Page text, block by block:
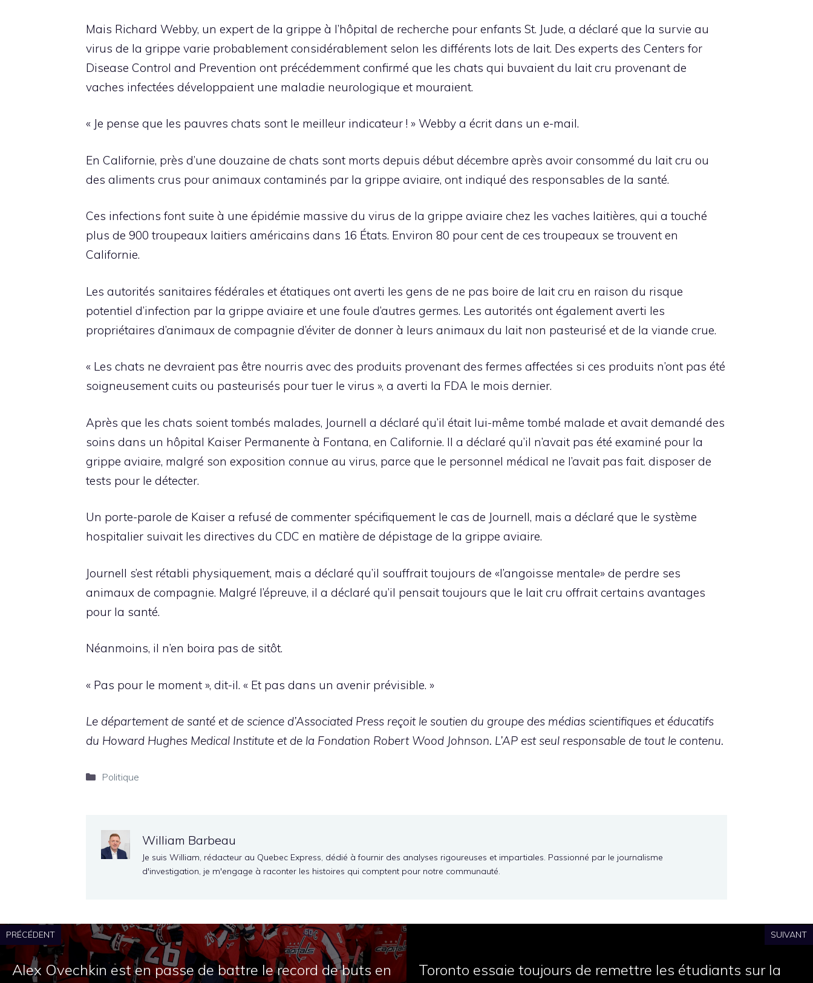
Mais Richard Webby, un expert de la grippe à l’hôpital de recherche pour enfants St. Jude, a déclaré que la survie au
virus de la grippe varie probablement considérablement selon les différents lots de lait. Des experts des Centers for
Disease Control and Prevention ont précédemment confirmé que les chats qui buvaient du lait cru provenant de
vaches infectées développaient une maladie neurologique et mouraient.
« Je pense que les pauvres chats sont le meilleur indicateur ! » Webby a écrit dans un e-mail.
En Californie, près d’une douzaine de chats sont morts depuis début décembre après avoir consommé du lait cru ou
des aliments crus pour animaux contaminés par la grippe aviaire, ont indiqué des responsables de la santé.
Ces infections font suite à une épidémie massive du virus de la grippe aviaire chez les vaches laitières, qui a touché
plus de 900 troupeaux laitiers américains dans 16 États. Environ 80 pour cent de ces troupeaux se trouvent en
Californie.
Les autorités sanitaires fédérales et étatiques ont averti les gens de ne pas boire de lait cru en raison du risque
potentiel d’infection par la grippe aviaire et une foule d’autres germes. Les autorités ont également averti les
propriétaires d’animaux de compagnie d’éviter de donner à leurs animaux du lait non pasteurisé et de la viande crue.
« Les chats ne devraient pas être nourris avec des produits provenant des fermes affectées si ces produits n’ont pas été
soigneusement cuits ou pasteurisés pour tuer le virus », a averti la FDA le mois dernier.
Après que les chats soient tombés malades, Journell a déclaré qu’il était lui-même tombé malade et avait demandé des
soins dans un hôpital Kaiser Permanente à Fontana, en Californie. Il a déclaré qu’il n’avait pas été examiné pour la
grippe aviaire, malgré son exposition connue au virus, parce que le personnel médical ne l’avait pas fait. disposer de
tests pour le détecter.
Un porte-parole de Kaiser a refusé de commenter spécifiquement le cas de Journell, mais a déclaré que le système
hospitalier suivait les directives du CDC en matière de dépistage de la grippe aviaire.
Journell s’est rétabli physiquement, mais a déclaré qu’il souffrait toujours de «l’angoisse mentale» de perdre ses
animaux de compagnie. Malgré l’épreuve, il a déclaré qu’il pensait toujours que le lait cru offrait certains avantages
pour la santé.
Néanmoins, il n’en boira pas de sitôt.
« Pas pour le moment », dit-il. « Et pas dans un avenir prévisible. »
Le département de santé et de science d’Associated Press reçoit le soutien du groupe des médias scientifiques et éducatifs
du Howard Hughes Medical Institute et de la Fondation Robert Wood Johnson. L’AP est seul responsable de tout le contenu.
Catégories
Politique
William Barbeau
Je suis William, rédacteur au Quebec Express, dédié à fournir des analyses rigoureuses et impartiales. Passionné par le journalisme
d'investigation, je m'engage à raconter les histoires qui comptent pour notre communauté.
PRÉCÉDENT
Alex Ovechkin est en passe de battre le record de buts en
SUIVANT
Toronto essaie toujours de remettre les étudiants sur la